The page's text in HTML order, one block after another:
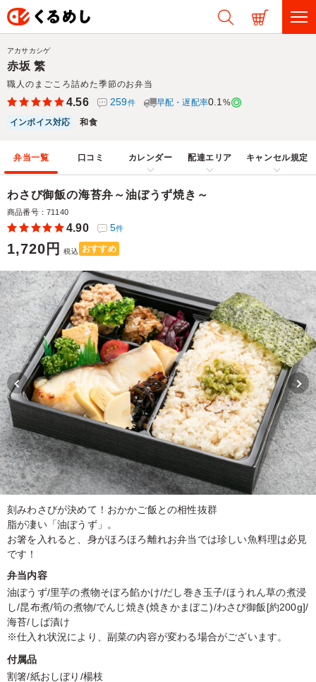
赤坂 繁
職人のまごころ詰めた季節のお弁当
アカサカシゲ
4.56 259件 早配・遅配率0.1 %
インボイス対応
和食
弁当一覧 口コミ カレンダー 配達エリア キャンセル規定
わさび御飯の海苔弁～油ぼうず焼き～
商品番号：71140
4.90 5件
1,720円 税込 おすすめ
刻みわさびが決めて！おかかご飯との相性抜群
脂が凄い「油ぼうず」。
お箸を入れると、身がほろほろ離れお弁当では珍しい魚料理は必見
です！
弁当内容
油ぼうず/里芋の煮物そぼろ餡かけ/だし巻き玉子/ほうれん草の煮浸
し/昆布煮/筍の煮物/でんじ焼き(焼きかまぼこ)/わさび御飯[約200g]/
海苔/しば漬け
※仕入れ状況により、副菜の内容が変わる場合がございます。
付属品
割箸/紙おしぼり/楊枝